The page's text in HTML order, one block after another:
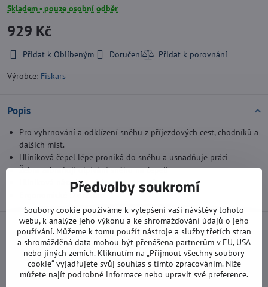
Skladem - pouze osobní odběr
929 Kč
Přidat k Oblíbeným
Doručení
Výrobce: Fiskars
Popis
Pro vyhrnování a odklízení sněhu z příjezdových cest, chodníků a
dalších míst.
Hliníková čepel lépe proniká do sněhu a usnadňuje práci
Žebra zabraňují ulpívání sněhu na čepeli
Hliníková násada s nízkou hmotností
Ergonomické D držadlo
Navštivte nás
Otevírací doba:
Předvolby soukromí
Soubory cookie používáme k vylepšení vaší návštěvy tohoto
webu, k analýze jeho výkonu a ke shromažďování údajů o jeho
používání. Můžeme k tomu použít nástroje a služby třetích stran
a shromážděná data mohou být přenášena partnerům v EU, USA
nebo jiných zemích. Kliknutím na „Přijmout všechny soubory
cookie“ vyjadřujete svůj souhlas s tímto zpracováním. Níže
můžete najít podrobné informace nebo upravit své preference.